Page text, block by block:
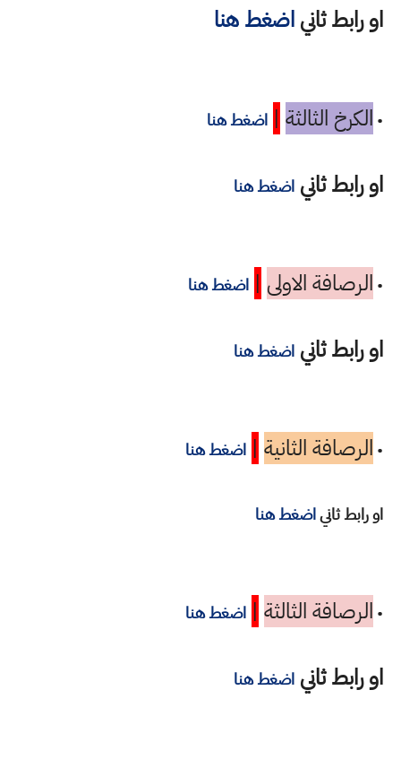
او رابط ثانياضغط هنا
• الكرخ الثالثة | اضغط هنا
او رابط ثاني اضغط هنا
• الرصافة الاولى | اضغط هنا
او رابط ثاني اضغط هنا
• الرصافة الثانية | اضغط هنا
او رابط ثانياضغط هنا
• الرصافة الثالثة | اضغط هنا
او رابط ثاني اضغط هنا